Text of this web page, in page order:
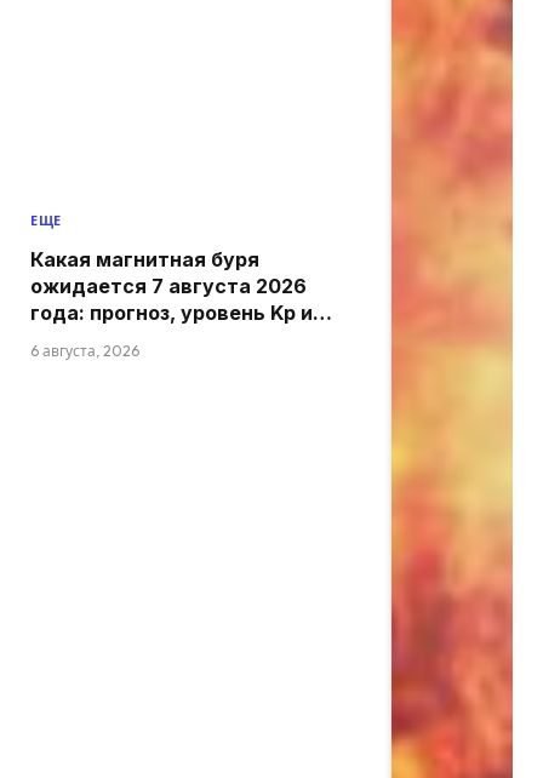
ЕЩЕ
Какая магнитная буря
ожидается 7 августа 2026
года: прогноз, уровень Kp и
6 августа, 2026